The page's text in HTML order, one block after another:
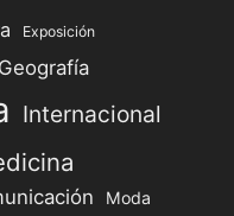
Exposición
Geografía
Internacional
Moda